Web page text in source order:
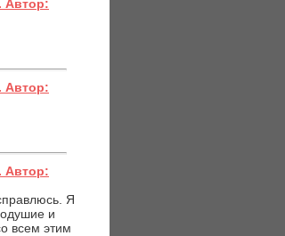
Автор:
Автор:
Автор:
Я
и
всем этим